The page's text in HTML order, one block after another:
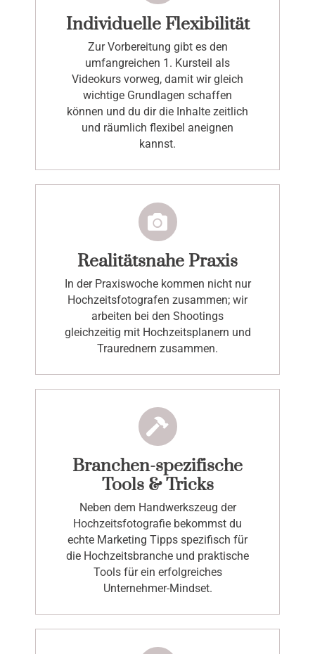
Individuelle Flexibilität
Zur Vorbereitung gibt es den
umfangreichen 1. Kursteil als
Videokurs vorweg, damit wir gleich
wichtige Grundlagen schaffen
können und du dir die Inhalte zeitlich
und räumlich flexibel aneignen
kannst.
Realitätsnahe Praxis
In der Praxiswoche kommen nicht nur
Hochzeitsfotografen zusammen; wir
arbeiten bei den Shootings
gleichzeitig mit Hochzeitsplanern und
Traurednern zusammen.
Branchen-spezifische
Tools & Tricks
Neben dem Handwerkszeug der
Hochzeitsfotografie bekommst du
echte Marketing Tipps spezifisch für
die Hochzeitsbranche und praktische
Tools für ein erfolgreiches
Unternehmer-Mindset.